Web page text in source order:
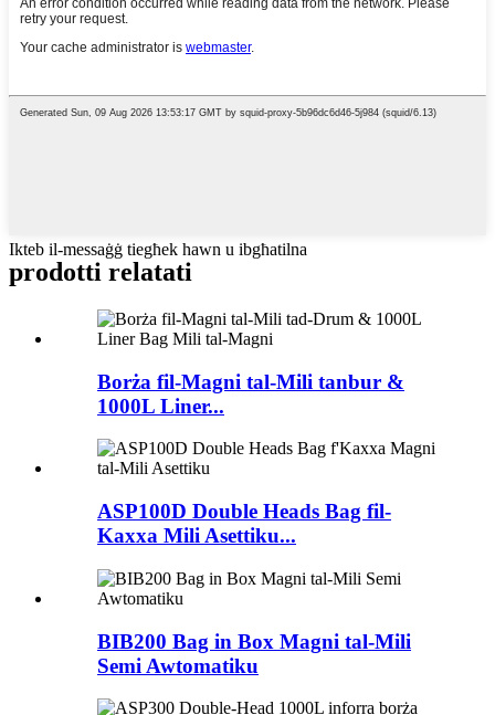
Ikteb il-messaġġ tiegħek hawn u ibgħatilna
prodotti relatati
Borża fil-Magni tal-Mili tanbur &
1000L Liner...
ASP100D Double Heads Bag fil-
Kaxxa Mili Asettiku...
BIB200 Bag in Box Magni tal-Mili
Semi Awtomatiku